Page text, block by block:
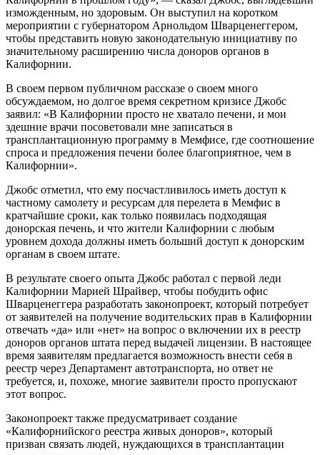
изможденным, но здоровым. Он выступил на коротком
мероприятии с губернатором Арнольдом Шварценеггером,
чтобы представить новую законодательную инициативу по
значительному расширению числа доноров органов в
Калифорнии.
В своем первом публичном рассказе о своем много
обсуждаемом, но долгое время секретном кризисе Джобс
заявил: «В Калифорнии просто не хватало печени, и мои
здешние врачи посоветовали мне записаться в
трансплантационную программу в Мемфисе, где соотношение
спроса и предложения печени более благоприятное, чем в
Калифорнии».
Джобс отметил, что ему посчастливилось иметь доступ к
частному самолету и ресурсам для перелета в Мемфис в
кратчайшие сроки, как только появилась подходящая
донорская печень, и что жители Калифорнии с любым
уровнем дохода должны иметь больший доступ к донорским
органам в своем штате.
В результате своего опыта Джобс работал с первой леди
Калифорнии Марией Шрайвер, чтобы побудить офис
Шварценеггера разработать законопроект, который потребует
от заявителей на получение водительских прав в Калифорнии
отвечать «да» или «нет» на вопрос о включении их в реестр
доноров органов штата перед выдачей лицензии. В настоящее
время заявителям предлагается возможность внести себя в
реестр через Департамент автотранспорта, но ответ не
требуется, и, похоже, многие заявители просто пропускают
этот вопрос.
Законопроект также предусматривает создание
«Калифорнийского реестра живых доноров», который
призван связать людей, нуждающихся в трансплантации